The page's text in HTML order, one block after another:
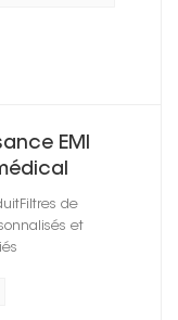
EMI
pour ligne
de
et